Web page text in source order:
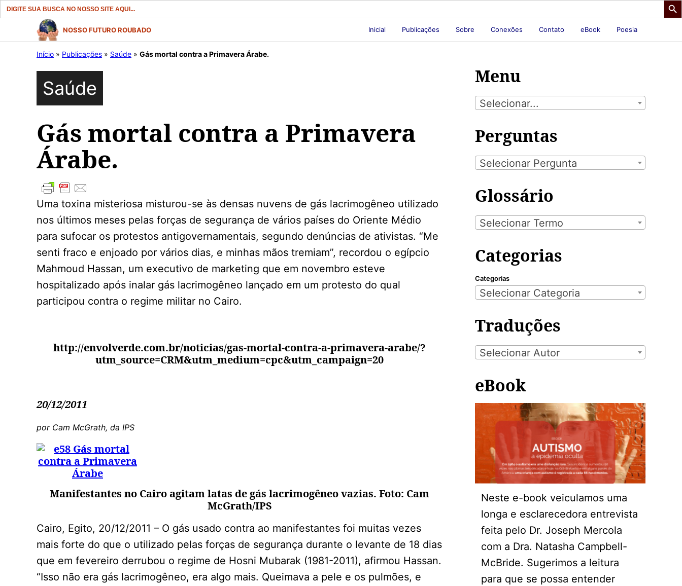
Search
for:
conteúdo
NOSSO FUTURO ROUBADO Inicial Publicações Sobre Conexões Contato eBook Poesia
Início » Publicações » Saúde » Gás mortal contra a Primavera Árabe.
Saúde
Gás mortal contra a Primavera
Árabe.
Uma toxina misteriosa misturou-se às densas nuvens de gás lacrimogêneo utilizado
nos últimos meses pelas forças de segurança de vários países do Oriente Médio
para sufocar os protestos antigovernamentais, segundo denúncias de ativistas. “Me
senti fraco e enjoado por vários dias, e minhas mãos tremiam”, recordou o egípcio
Mahmoud Hassan, um executivo de marketing que em novembro esteve
hospitalizado após inalar gás lacrimogêneo lançado em um protesto do qual
participou contra o regime militar no Cairo.
http://envolverde.com.br/noticias/gas-mortal-contra-a-primavera-arabe/?
utm_source=CRM&utm_medium=cpc&utm_campaign=20
20/12/2011
por Cam McGrath, da IPS
Manifestantes no Cairo agitam latas de gás lacrimogêneo vazias. Foto: Cam
McGrath/IPS
Cairo, Egito, 20/12/2011 – O gás usado contra ao manifestantes foi muitas vezes
mais forte do que o utilizado pelas forças de segurança durante o levante de 18 dias
que em fevereiro derrubou o regime de Hosni Mubarak (1981-2011), afirmou Hassan.
“Isso não era gás lacrimogêneo, era algo mais. Queimava a pele e os pulmões, e
Menu
Selecionar...
Perguntas
Selecionar Pergunta
Glossário
Selecionar Termo
Categorias
Categorias
Selecionar Categoria
Traduções
Selecionar Autor
eBook
Neste e-book veiculamos uma
longa e esclarecedora entrevista
feita pelo Dr. Joseph Mercola
com a Dra. Natasha Campbell-
McBride. Sugerimos a leitura
para que se possa entender